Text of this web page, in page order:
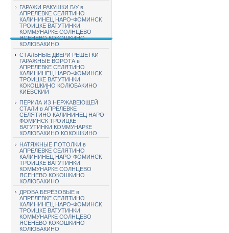
ГАРАЖИ РАКУШКИ Б/У в
АПРЕЛЕВКЕ СЕЛЯТИНО
КАЛИНИНЕЦ НАРО-ФОМИНСК
ТРОИЦКЕ ВАТУТИНКИ
КОММУНАРКЕ СОЛНЦЕВО
ЯСЕНЕВО КОКОШКИНО
КОЛЮБАКИНО
СТАЛЬНЫЕ ДВЕРИ РЕШЁТКИ
ГАРАЖНЫЕ ВОРОТА в
АПРЕЛЕВКЕ СЕЛЯТИНО
КАЛИНИНЕЦ НАРО-ФОМИНСК
ТРОИЦКЕ ВАТУТИНКИ
КОКОШКИНО КОЛЮБАКИНО
КИЕВСКИЙ
ПЕРИЛА ИЗ НЕРЖАВЕЮЩЕЙ
СТАЛИ в АПРЕЛЕВКЕ
СЕЛЯТИНО КАЛИНИНЕЦ НАРО-
ФОМИНСК ТРОИЦКЕ
ВАТУТИНКИ КОММУНАРКЕ
КОЛЮБАКИНО КОКОШКИНО
НАТЯЖНЫЕ ПОТОЛКИ в
АПРЕЛЕВКЕ СЕЛЯТИНО
КАЛИНИНЕЦ НАРО-ФОМИНСК
ТРОИЦКЕ ВАТУТИНКИ
КОММУНАРКЕ СОЛНЦЕВО
ЯСЕНЕВО КОКОШКИНО
КОЛЮБАКИНО
ДРОВА БЕРЁЗОВЫЕ в
АПРЕЛЕВКЕ СЕЛЯТИНО
КАЛИНИНЕЦ НАРО-ФОМИНСК
ТРОИЦКЕ ВАТУТИНКИ
КОММУНАРКЕ СОЛНЦЕВО
ЯСЕНЕВО КОКОШКИНО
КОЛЮБАКИНО